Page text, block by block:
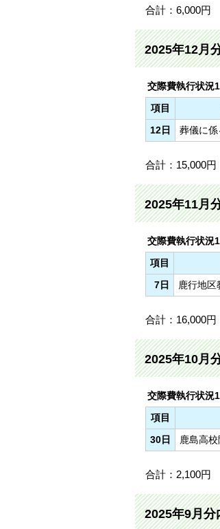
合計：6,000円
2025年12月
交際費執行状況
項目
12日
葬儀に
合計：15,000円
2025年11月
交際費執行状況
項目
7日
鹿行地区
合計：16,000円
2025年10月
交際費執行状況
項目
30日
鹿島高
合計：2,100円
2025年9月分